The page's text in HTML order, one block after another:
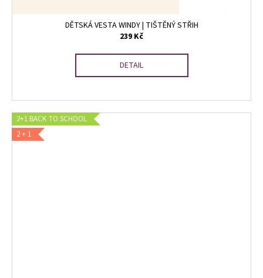
DĚTSKÁ VESTA WINDY | TIŠTĚNÝ STŘIH
239 Kč
DETAIL
2+1 BACK TO SCHOOL
2 + 1